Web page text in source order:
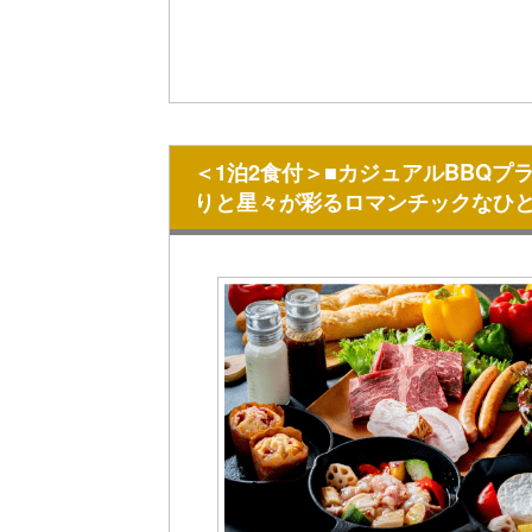
＜1泊2食付＞■カジュアルBBQプ
りと星々が彩るロマンチックなひ